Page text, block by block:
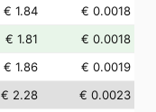
€ 1.84
€ 0.0018
€ 1.81
€ 0.0018
€ 1.86
€ 0.0019
€ 2.28
€ 0.0023